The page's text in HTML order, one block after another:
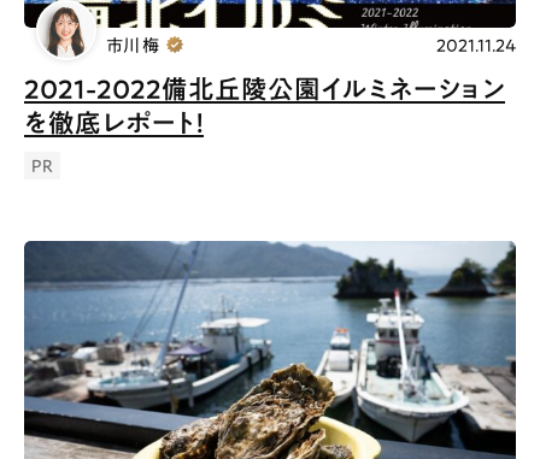
2021-2022備北丘陵公園イルミネーション
を徹底レポート！
PR
市川 梅 2021.11.24